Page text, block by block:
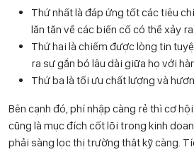
Thứ nhất là đáp ứng tốt các tiêu
lăn tăn về các biến cố có thể xảy ra.
Thứ hai là chiếm được lòng tin
ra sự gắn bó lâu dài giữa họ với
Thứ ba là tối ưu chất lượng và
Bên cạnh đó, phí nhập càng rẻ thì cơ
cũng là mục đích cốt lõi trong kinh
phải sàng lọc thị trường thật kỹ càng.